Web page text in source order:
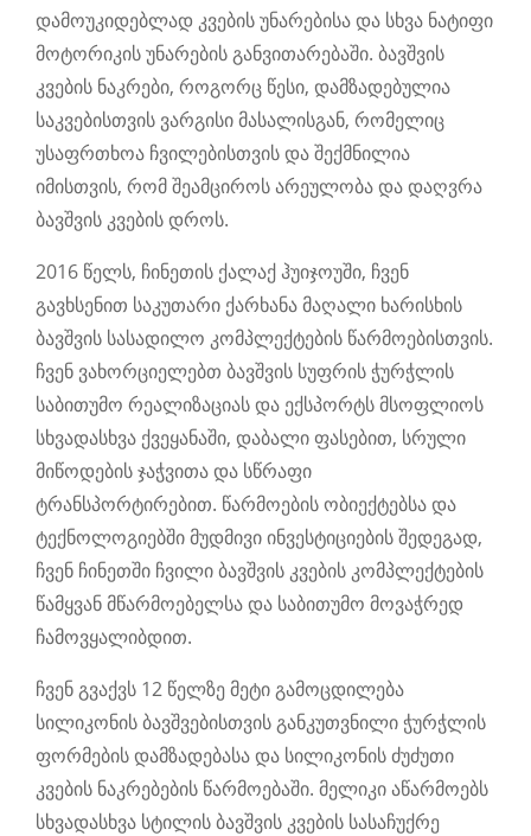
დამოუკიდებლად კვების უნარებისა და სხვა ნატიფი
მოტორიკის უნარების განვითარებაში. ბავშვის
კვების ნაკრები, როგორც წესი, დამზადებულია
საკვებისთვის ვარგისი მასალისგან, რომელიც
უსაფრთხოა ჩვილებისთვის და შექმნილია
იმისთვის, რომ შეამციროს არეულობა და დაღვრა
ბავშვის კვების დროს.
2016 წელს, ჩინეთის ქალაქ ჰუიჯოუში, ჩვენ
გავხსენით საკუთარი ქარხანა მაღალი ხარისხის
ბავშვის სასადილო კომპლექტების წარმოებისთვის.
ჩვენ ვახორციელებთ ბავშვის სუფრის ჭურჭლის
საბითუმო რეალიზაციას და ექსპორტს მსოფლიოს
სხვადასხვა ქვეყანაში, დაბალი ფასებით, სრული
მიწოდების ჯაჭვითა და სწრაფი
ტრანსპორტირებით. წარმოების ობიექტებსა და
ტექნოლოგიებში მუდმივი ინვესტიციების შედეგად,
ჩვენ ჩინეთში ჩვილი ბავშვის კვების კომპლექტების
წამყვან მწარმოებელსა და საბითუმო მოვაჭრედ
ჩამოვყალიბდით.
ჩვენ გვაქვს 12 წელზე მეტი გამოცდილება
სილიკონის ბავშვებისთვის განკუთვნილი ჭურჭლის
ფორმების დამზადებასა და სილიკონის ძუძუთი
კვების ნაკრებების წარმოებაში. მელიკი აწარმოებს
სხვადასხვა სტილის ბავშვის კვების სასაჩუქრე